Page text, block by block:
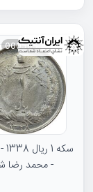
000505
- محمد رضا